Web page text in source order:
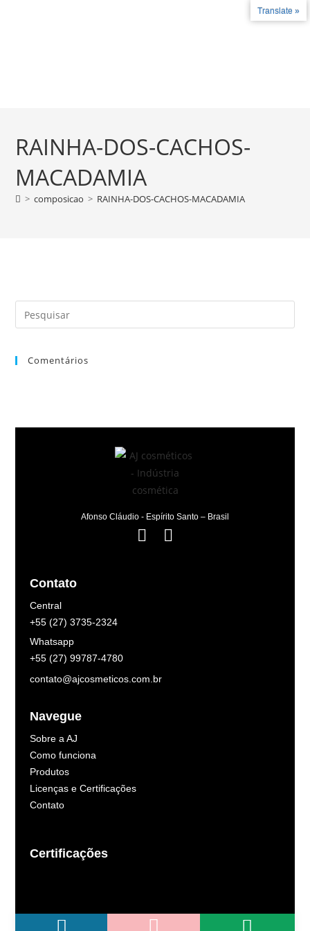
RAINHA-DOS-CACHOS-
MACADAMIA
> composicao > RAINHA-DOS-CACHOS-MACADAMIA
Comentários
Afonso Cláudio - Espírito Santo – Brasil
Contato
Central
+55 (27) 3735-2324
Whatsapp
+55 (27) 99787-4780
contato@ajcosmeticos.com.br
Navegue
Sobre a AJ
Como funciona
Produtos
Licenças e Certificações
Contato
Certificações
Translate »